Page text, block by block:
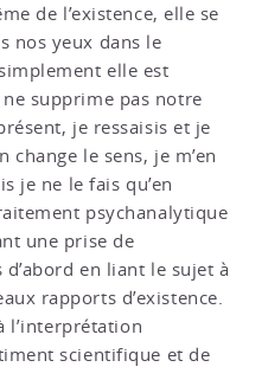
de l’existence, elle se
nos yeux dans le
elle est
supprime pas notre
je ressaisis et je
change le sens, je m’en
je ne le fais qu’en
psychanalytique
une prise de
en liant le sujet à
rapports d’existence.
l’interprétation
scientifique et de